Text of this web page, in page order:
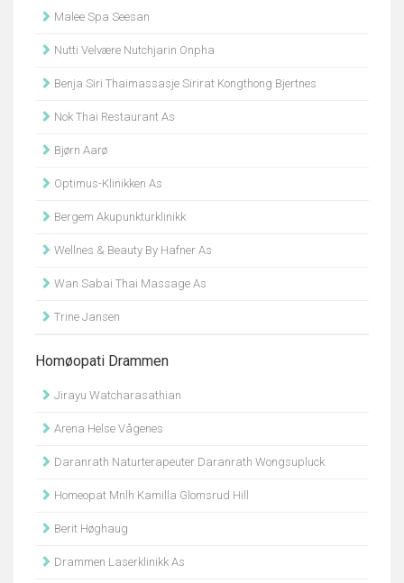
Malee Spa Seesan
Nutti Velvære Nutchjarin Onpha
Benja Siri Thaimassasje Sirirat Kongthong Bjertnes
Nok Thai Restaurant As
Bjørn Aarø
Optimus-Klinikken As
Bergem Akupunkturklinikk
Wellnes & Beauty By Hafner As
Wan Sabai Thai Massage As
Trine Jansen
Homøopati Drammen
Jirayu Watcharasathian
Arena Helse Vågenes
Daranrath Naturterapeuter Daranrath Wongsupluck
Homeopat Mnlh Kamilla Glomsrud Hill
Berit Høghaug
Drammen Laserklinikk As